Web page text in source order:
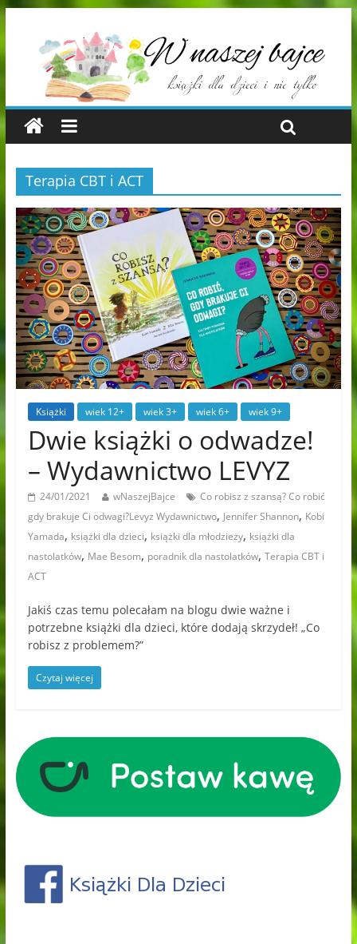
Terapia CBT i ACT
Książki wiek 12+ wiek 3+ wiek 6+ wiek 9+
Dwie książki o odwadze!
– Wydawnictwo LEVYZ
24/01/2021 wNaszejBajce
Co robisz z szansą? Co robić
gdy brakuje Ci odwagi?Levyz Wydawnictwo, Jennifer Shannon, Kobi
Yamada, książki dla dzieci, książki dla młodzieży, książki dla
nastolatków, Mae Besom, poradnik dla nastolatków, Terapia CBT i
ACT
Jakiś czas temu polecałam na blogu dwie ważne i
potrzebne książki dla dzieci, które dodają skrzydeł! „Co
robisz z problemem?”
Czytaj więcej